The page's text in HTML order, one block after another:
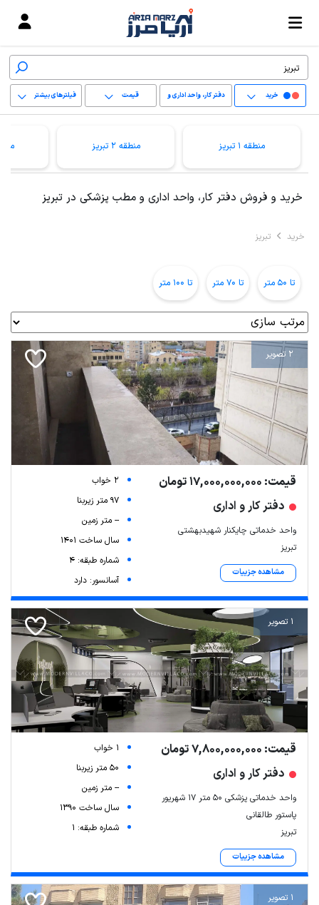
خرید دفتر کار، واحد اداری و
مطب پزشکی
قیمت فیلترهای بیشتر
منطقه 1 تبریز منطقه 2 تبریز منطقه
خرید و فروش دفتر کار، واحد اداری و مطب پزشکی در تبریز
خرید تبریز
تا 50 متر تا 70 متر تا 100 متر
2 تصویر
قیمت: 17,000,000,000 تومان
دفتر کار و اداری
واحد خدماتی چایکنار شهیدبهشتی
تبریز
مشاهده جزییات
2 خواب
97 متر زیربنا
-- متر زمین
سال ساخت 1401
شماره طبقه: 4
آسانسور: دارد
1 تصویر
قیمت: 7,800,000,000 تومان
دفتر کار و اداری
واحد خدماتی پزشکی ۵۰ متر ۱۷ شهریور
پاستور طالقانی
تبریز
مشاهده جزییات
1 خواب
50 متر زیربنا
-- متر زمین
سال ساخت 1390
شماره طبقه: 1
1 تصویر